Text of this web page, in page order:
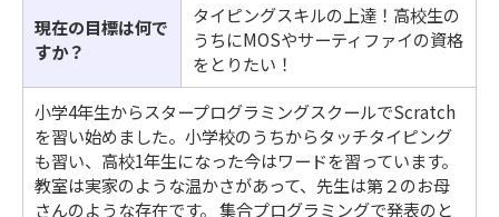
現在の目標は何で
すか？
タイピングスキルの上達！高校生の
うちにMOSやサーティファイの資格
をとりたい！
小学4年生からスタープログラミングスクールでScratch
を習い始めました。小学校のうちからタッチタイピング
も習い、高校1年生になった今はワードを習っています。
教室は実家のような温かさがあって、先生は第２のお母
さんのような存在です。 集合プログラミングで発表のと